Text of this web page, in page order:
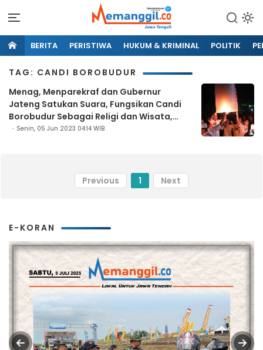
BERITA PERISTIWA HUKUM & KRIMINAL POLITIK
TAG: CANDI BOROBUDUR
Menag, Menparekraf dan Gubernur
Jateng Satukan Suara, Fungsikan Candi
Borobudur Sebagai Religi dan Wisata,
Ternyata Ini Tujuannya
Senin, 05 Jun 2023 04:14 WIB
Previous 1 Next
E-KORAN